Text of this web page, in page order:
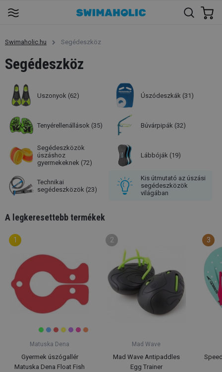
Swimaholic.hu Segédeszköz
Segédeszköz
Uszonyok (62) Úszódeszkák (31)
Tenyérellenállások (35) Búvárpipák (32)
Segédeszközök
úszáshoz
gyermekeknek (72)
Lábbóják (19)
Technikai
segédeszközök (23)
Kis útmutató az úszási
segédeszközök
világában
A legkeresettebb termékek
Matuska Dena
Gyermek úszógallér
Matuska Dena Float Fish
Mad Wave
Mad Wave Antipaddles
Egg Trainer